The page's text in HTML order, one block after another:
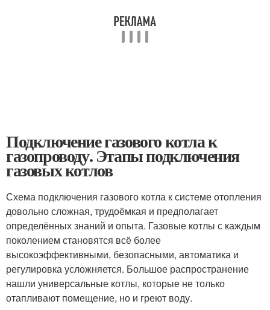
Подключение газового котла к
газопроводу. Этапы подключения
газовых котлов
Схема подключения газового котла к системе отопления
довольно сложная, трудоёмкая и предполагает
определённых знаний и опыта. Газовые котлы с каждым
поколением становятся всё более
высокоэффективными, безопасными, автоматика и
регулировка усложняется. Большое распространение
нашли универсальные котлы, которые не только
отапливают помещение, но и греют воду.